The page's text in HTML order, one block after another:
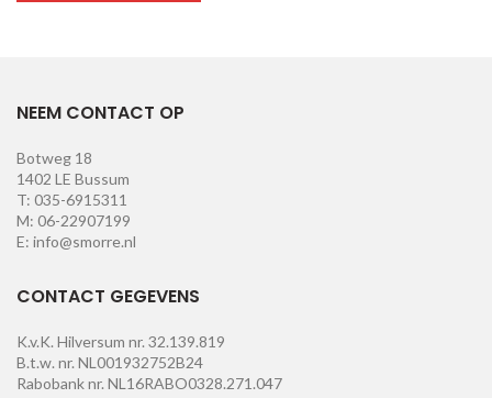
NEEM CONTACT OP
Botweg 18
1402 LE Bussum
T: 035-6915311
M: 06-22907199
E: info@smorre.nl
CONTACT GEGEVENS
K.v.K. Hilversum nr. 32.139.819
B.t.w. nr. NL001932752B24
Rabobank nr. NL16RABO0328.271.047